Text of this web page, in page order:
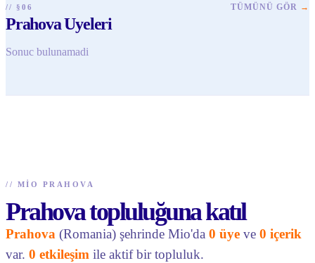
// §06
Prahova Uyeleri
TÜMÜNÜ GÖR →
Sonuc bulunamadi
// MIO PRAHOVA
Prahova topluluğuna katıl
Prahova (Romania) şehrinde Mio'da 0 üye ve 0 içerik
var. 0 etkileşim ile aktif bir topluluk.